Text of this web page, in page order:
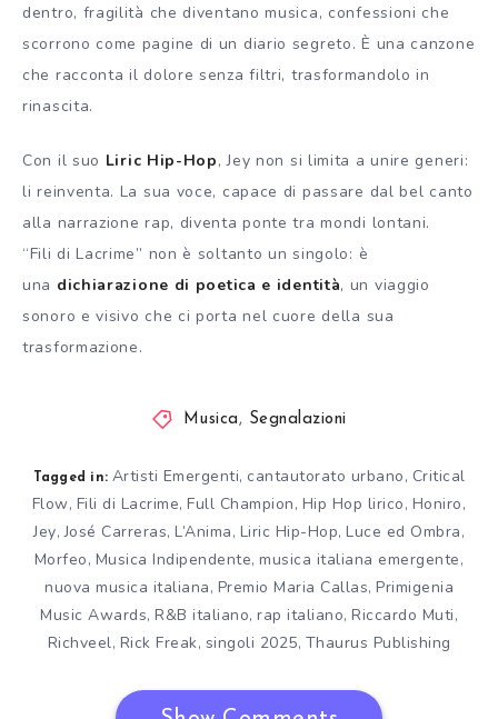
dentro, fragilità che diventano musica, confessioni che
scorrono come pagine di un diario segreto. È una canzone
che racconta il dolore senza filtri, trasformandolo in
rinascita.
Con il suo Liric Hip-Hop, Jey non si limita a unire generi:
li reinventa. La sua voce, capace di passare dal bel canto
alla narrazione rap, diventa ponte tra mondi lontani.
“Fili di Lacrime” non è soltanto un singolo: è
una dichiarazione di poetica e identità, un viaggio
sonoro e visivo che ci porta nel cuore della sua
trasformazione.
Musica, Segnalazioni
Tagged in: Artisti Emergenti, cantautorato urbano, Critical
Flow, Fili di Lacrime,Full Champion, Hip Hop lirico, Honiro,
Jey,José Carreras, L’Anima, Liric Hip-Hop, Luce ed Ombra,
Morfeo, Musica Indipendente,musica italiana emergente,
nuova musica italiana, Premio Maria Callas, Primigenia
Music Awards, R&B italiano, rap italiano, Riccardo Muti,
Richveel, Rick Freak, singoli 2025, Thaurus Publishing